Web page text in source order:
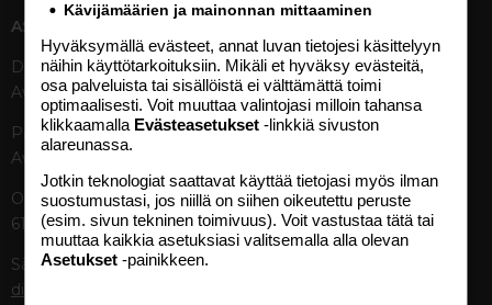
ASIAKASPALVELU
Digipalvelut (09) 156 6227
Avoinna ma–pe 8–19
Painettu lehti (09) 156 665
Avoinna ma–pe 8–19
Otavamedian vaihde (09) 156
61
Sähköposti (digi)
digi@otavamedia.fi
Tekniset tiedot, aikataulut ja
ilmoitushinnat
Tietoa verkon kävijöistä
Käyttöehdot
TUOTTEET
Kävijämäärien ja mainonnan mittaaminen
Hyväksymällä evästeet, annat luvan tietojesi käsittelyyn
näihin käyttötarkoituksiin. Mikäli et hyväksy evästeitä,
osa palveluista tai sisällöistä ei välttämättä toimi
optimaalisesti. Voit muuttaa valintojasi milloin tahansa
klikkaamalla Evästeasetukset -linkkiä sivuston
alareunassa.
Jotkin teknologiat saattavat käyttää tietojasi myös ilman
suostumustasi, jos niillä on siihen oikeutettu peruste
(esim. sivun tekninen toimivuus). Voit vastustaa tätä tai
muuttaa kaikkia asetuksiasi valitsemalla alla olevan
Asetukset -painikkeen.